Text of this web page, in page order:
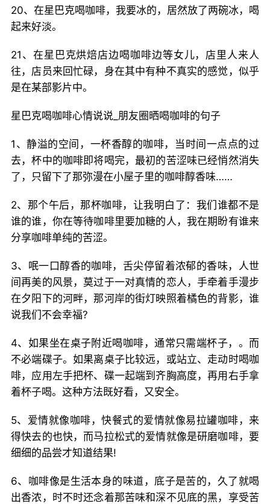
20、在星巴克喝咖啡，我要冰的，居然放了两碗冰，喝
起来好淡。
21、在星巴克烘焙店边喝咖啡边等女儿，店里人来人
往，店员来回忙碌，身在其中有种不真实的感觉，似乎
是在某部影片中。
星巴克喝咖啡心情说说_朋友圈晒喝咖啡的句子
1、静溢的空间，一杯香醇的咖啡，当时间一点点的过
去，杯中的咖啡即将喝完，最初的苦涩味已经悄然消失
了，只留下了那弥漫在小屋子里的咖啡醇香味……
2、那个午后，那杯咖啡，让我明白了：我们谁都不是
谁的谁，你在等待咖啡里要加糖的人，我在期盼有谁来
分享咖啡单纯的苦涩。
3、呡一口醇香的咖啡，舌尖停留着浓郁的香味，人世
间再美的风景，莫过于一对真情的恋人，手牵着手漫步
在夕阳下的河畔，那河岸的街灯映照着橘色的背影，谁
说我们不会幸福?
4、如果坐在桌子附近喝咖啡，通常只需端杯子，。而
不必端碟子。如果离桌子比较远，或站立、走动时喝咖
啡，应用左手把杯、碟一起端到齐胸高度，再用右手拿
着杯子喝。这种方法既好看，又安全。
5、爱情就像咖啡，快餐式的爱情就像易拉罐咖啡，来
得快去的也快，而马拉松式的爱情就像是研磨咖啡，要
细细的品尝才知道结果!
6、咖啡像是生活本身的味道，底子是苦的，久了就喝
出香浓，时不时还念着那苦味和深不见底的黑，享受苦